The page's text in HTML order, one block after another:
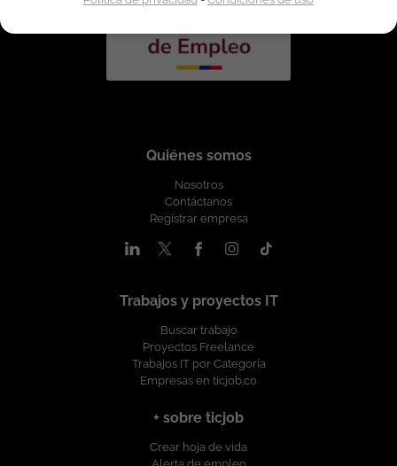
Quiénes somos
Nosotros
Contáctanos
Registrar empresa
Trabajos y proyectos IT
Buscar trabajo
Proyectos Freelance
Trabajos IT por Categoría
Empresas en ticjob.co
+ sobre ticjob
Crear hoja de vida